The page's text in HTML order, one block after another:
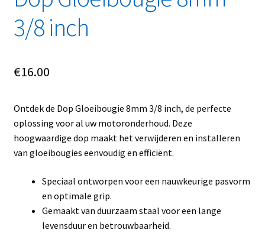
My account
Over Ons
Overzicht
Retourbeleid
Videos
Winkelwagen
3/8 inch
€16.00
Ontdek de Dop Gloeibougie 8mm 3/8 inch, de perfecte
oplossing voor al uw motoronderhoud. Deze
hoogwaardige dop maakt het verwijderen en installeren
van gloeibougies eenvoudig en efficiënt.
Speciaal ontworpen voor een nauwkeurige pasvorm
en optimale grip.
Gemaakt van duurzaam staal voor een lange
levensduur en betrouwbaarheid.